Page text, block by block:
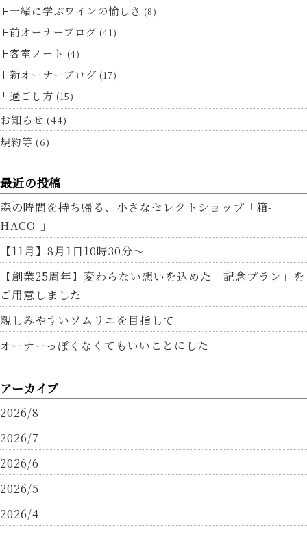
一緒に学ぶワインの愉しさ (8)
前オーナーブログ (41)
客室ノート (4)
新オーナーブログ (17)
過ごし方 (15)
お知らせ (44)
規約等 (6)
最近の投稿
森の時間を持ち帰る、小さなセレクトショップ「箱-
HACO-」
【11月】8月1日10時30分～
【創業25周年】変わらない想いを込めた「記念プラン」を
ご用意しました
親しみやすいソムリエを目指して
オーナーっぽくなくてもいいことにした
アーカイブ
2026/8
2026/7
2026/6
2026/5
2026/4